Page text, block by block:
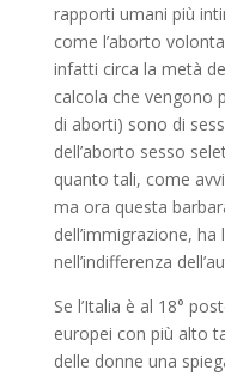
rapporti umani più
come l’aborto
infatti circa la metà
calcola che vengono
di aborti) sono di
dell’aborto sesso
quanto tali, come
ma ora questa
dell’immigrazione, ha
nell’indifferenza
Se l’Italia è al 18°
europei con più alto
delle donne una